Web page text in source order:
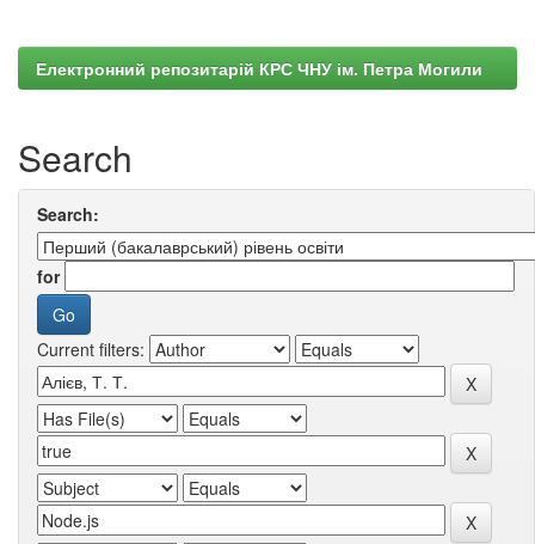
Електронний репозитарій КРС ЧНУ ім. Петра Могили
Search
Search:
for
Current filters: